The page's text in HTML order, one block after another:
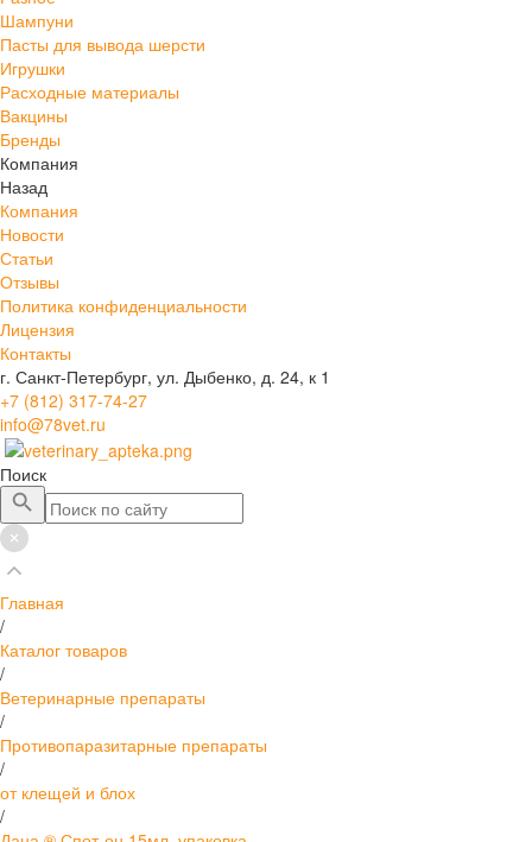
Шампуни
Пасты для вывода шерсти
Игрушки
Расходные материалы
Вакцины
Бренды
Компания
Назад
Компания
Новости
Статьи
Отзывы
Политика конфиденциальности
Лицензия
Контакты
г. Санкт-Петербург, ул. Дыбенко, д. 24, к 1
+7 (812) 317-74-27
info@78vet.ru
Поиск
Главная
/
Каталог товаров
/
Ветеринарные препараты
/
Противопаразитарные препараты
/
от клещей и блох
/